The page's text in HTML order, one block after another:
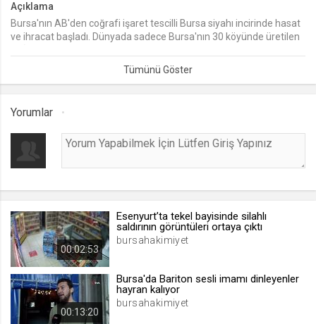
lang
.web.tv
Seçilen dil tercihini tutmak
.web.tv
[hash]
.web.tv
Açıklama
Bursa'nın AB'den coğrafi işaret tescilli Bursa siyahı incirinde hasat
ve ihracat başladı. Dünyada sadece Bursa'nın 30 köyünde üretilen
bulantılarına karşı kullanmasıyla Kraliçe İnciri olarak ün yapan siyah
incirde 150-200 liralık kilogram fiyatı üreticinin beklentisini
Yorumlar
00:02:53
Esenyurt’ta tekel bayisinde silahlı
saldırının görüntüleri ortaya çıktı
bursahakimiyet
00:13:20
Bursa'da Bariton sesli imamı dinleyenler
hayran kalıyor
bursahakimiyet